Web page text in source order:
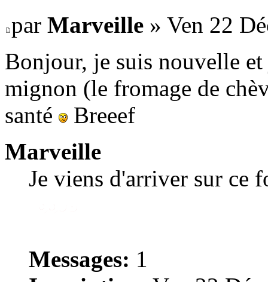
par Marveille » Ven 22
Bonjour, je suis nouvelle
mignon (le fromage de
santé
Breeef
Marveille
Je viens d'arriver sur ce
Messages: 1